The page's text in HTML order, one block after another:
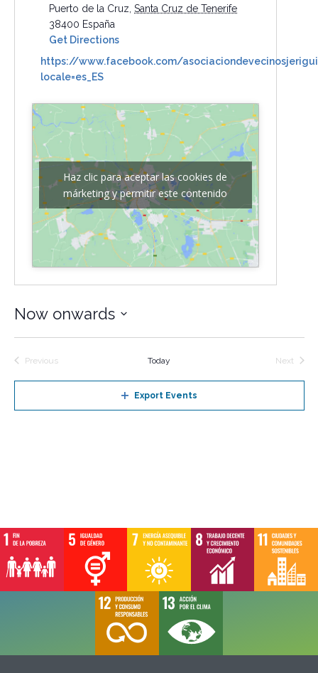
Puerto de la Cruz Santa Cruz de Tenerife
38400 España
Get Directions
https://www.facebook.com/
locale=es_ES
Haz clic para aceptar las cookies de
márketing y permitir este contenido
Now onwards
Select
date.Previous
Today
Next
Export Events